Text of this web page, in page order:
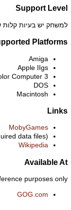
Support Level
למשחק יש בעיות קלות
Platforms
Amiga
Apple IIgs
Computer 3
DOS
Macintosh
Links
MobyGames
data files)
Wikipedia
Available At
purposes only.
GOG.com